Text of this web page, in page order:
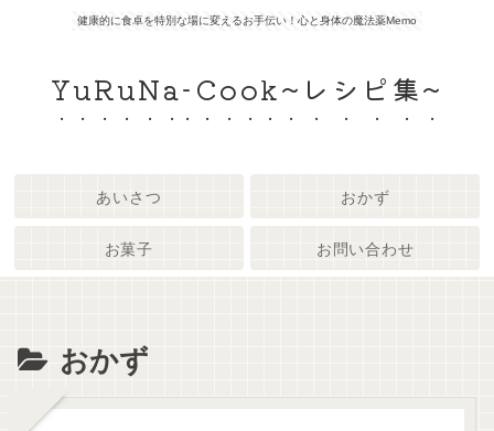
健康的に食卓を特別な場に変えるお手伝い！心と身体の魔法薬Memo
YuRuNa-Cook~レシピ集~
あいさつ おかず
お菓子 お問い合わせ
おかず